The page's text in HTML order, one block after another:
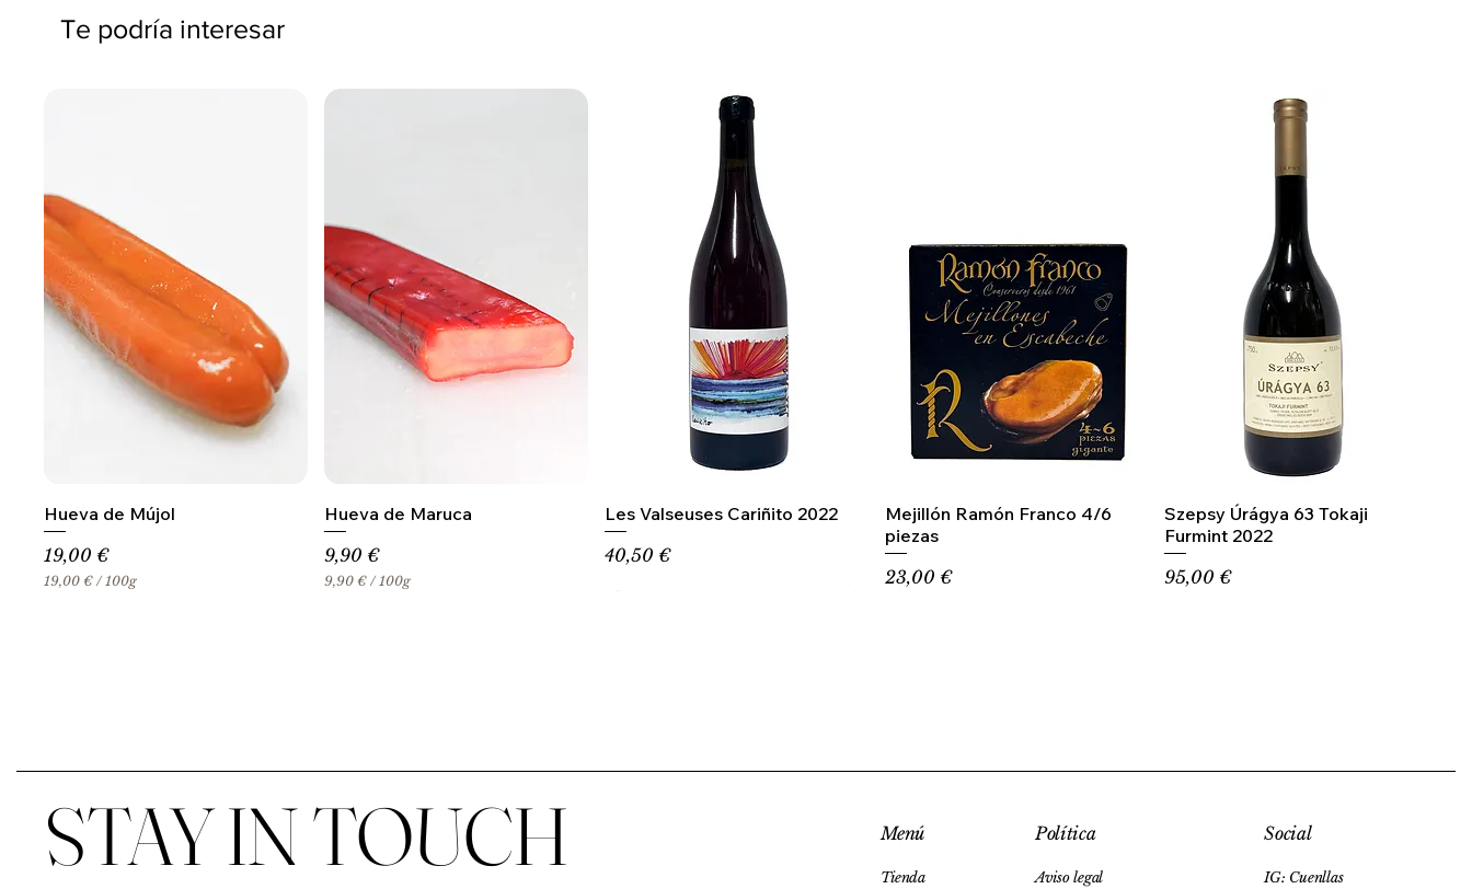
Te podría interesar
Hueva de Mújol
Precio
19,00 €
19,00 € / 100g
1
G
a
Hueva de Maruca
Precio
9,90 €
9,90 € / 100g
0
G
m
Les Valseuses Cariñito 2022
Precio
40,50 €
Mejillón Ramón Franco 4/6
piezas
Precio
23,00 €
Szepsy Úrágya 63 Tokaji
Furmint 2022
Precio
95,00 €
STAY IN TOUCH Menú
Tienda
Política
Aviso legal
Social
IG: Cuenllas